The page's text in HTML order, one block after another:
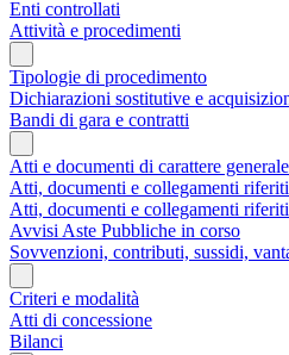
Enti controllati
Attività e procedimenti
Tipologie di procedimento
Dichiarazioni sostitutive e
Bandi di gara e contratti
Atti e documenti di carattere
Atti, documenti e collegamenti
Atti, documenti e collegamenti
Avvisi Aste Pubbliche in corso
Sovvenzioni, contributi, sussidi,
Criteri e modalità
Atti di concessione
Bilanci